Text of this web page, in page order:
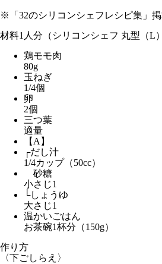
※「32のシリコンシェフレシピ集」
材料1人分（シリコンシェフ 丸型（L
鶏モモ肉
80g
玉ねぎ
1/4個
卵
2個
三つ葉
適量
【A】
┌だし汁
1/4カップ（50cc）
砂糖
小さじ1
└しょうゆ
大さじ1
温かいごはん
お茶碗1杯分（150g）
作り方
〈下ごしらえ〉